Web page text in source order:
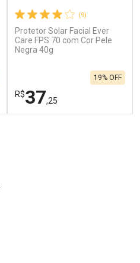
Por R$ 64,04/cada
Comprar sem Desconto
(9)
Protetor Solar Facial Ever
Care FPS 70 com Cor Pele
Negra 40g
R$37,25
19% OFF